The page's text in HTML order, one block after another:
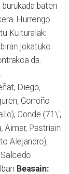
baten
Hurrengo
Kulturalak:
jokatuko
da.
Diego,
Gorroño
Conde (71\',
Aimar, Pastriain
Alejandro),
Beasain: